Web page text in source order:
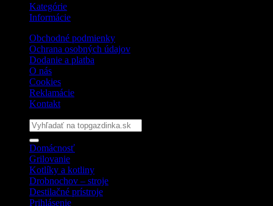
Kategórie
Informácie
Obchodné podmienky
Ochrana osobných údajov
Dodanie a platba
O nás
Cookies
Reklamácie
Kontakt
Hľadať:
Domácnosť
Grilovanie
Kotlíky a kotliny
Drobnochov – stroje
Destilačné prístroje
Prihlásenie